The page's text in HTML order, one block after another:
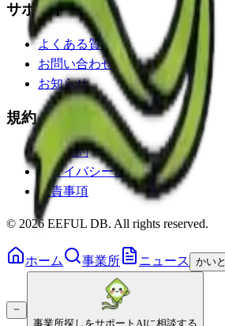
サポート
よくある質問
お問い合わせ
お知らせ
規約・ポリシー
利用規約
プライバシーポリシー
免責事項
© 2026 EEFUL DB. All rights reserved.
ホーム 事業所 ニュース かいと
事業所探しをサポート AIに相談する